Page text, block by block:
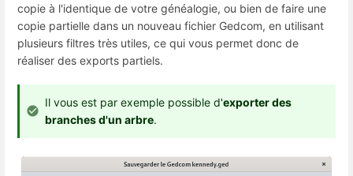
copie à l'identique de votre généalogie, ou bien de faire une
copie partielle dans un nouveau fichier Gedcom, en utilisant
plusieurs filtres très utiles, ce qui vous permet donc de
réaliser des exports partiels.
Il vous est par exemple possible d'exporter des
branches d'un arbre.